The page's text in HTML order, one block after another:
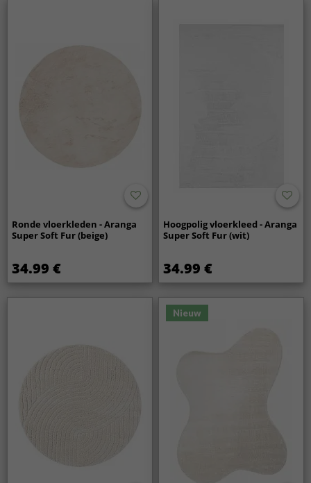
Ronde vloerkleden - Aranga
Super Soft Fur (beige)
34.99 €
Hoogpolig vloerkleed - Aranga
Super Soft Fur (wit)
34.99 €
Nieuw